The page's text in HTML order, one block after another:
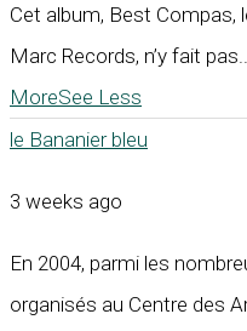
Cet album, Best Compas,
Marc Records, n’y fait
MoreSee Less
le Bananier bleu
3 weeks ago
En 2004, parmi les
organisés au Centre des